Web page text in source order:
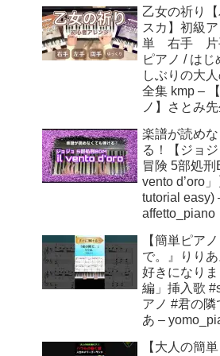
乙女の祈り
スカ】初級
単 右手 片
ピアノ / はじ
しぶりの大
全集 kmp –
ノ】さとみ
楽譜が読め
る！【ジョ
冒険 5部処刑
vento d’oro
tutorial easy)
affetto_piano
【簡単ピア
で。』りりあ
好きになり
編」挿入歌
アノ #君の隣
あ –
【大人の簡